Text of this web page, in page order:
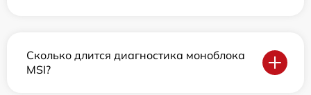
Сколько длится диагностика моноблока
MSI?